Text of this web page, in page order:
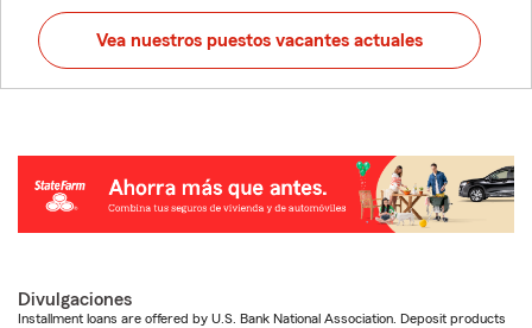
Vea nuestros puestos vacantes actuales
Divulgaciones
Installment loans are offered by U.S. Bank National Association. Deposit products